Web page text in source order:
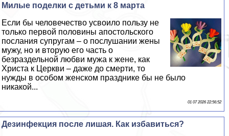
Милые поделки с детьми к 8 марта
Если бы человечество усвоило пользу не
только первой половины апостольского
послания супругам – о послушании жены
мужу, но и вторую его часть о
безраздельной любви мужа к жене, как
Христа к Церкви – даже до cмepти, то
нужды в особом женском празднике бы не было
никакой...
01 07 2026 22:56:52
Дезинфекция после лишая. Как избавиться?